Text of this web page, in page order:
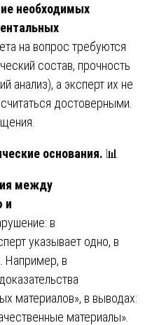
необходимых
на вопрос требуются
состав, прочность
анализ), а эксперт их не
достоверными.
основания. 📊
между
и
в
указывает одно, в
Например, в
материалов», в выводах:
материалы».